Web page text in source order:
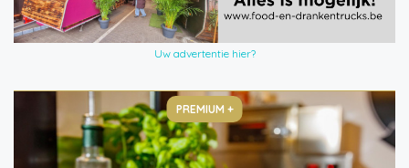
Uw advertentie hier?
PREMIUM +